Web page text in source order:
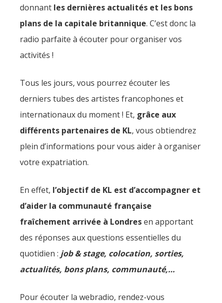
donnant les dernières actualités et les bons
plans de la capitale britannique. C’est donc la
radio parfaite à écouter pour organiser vos
activités !
Tous les jours, vous pourrez écouter les
derniers tubes des artistes francophones et
internationaux du moment ! Et, grâce aux
différents partenaires de KL, vous obtiendrez
plein d’informations pour vous aider à organiser
votre expatriation.
En effet, l’objectif de KL est d’accompagner et
d’aider la communauté française
fraîchement arrivée à Londresen apportant
des réponses aux questions essentielles du
quotidien : job & stage, colocation, sorties,
actualités, bons plans, communauté,…
Pour écouter la webradio, rendez-vous